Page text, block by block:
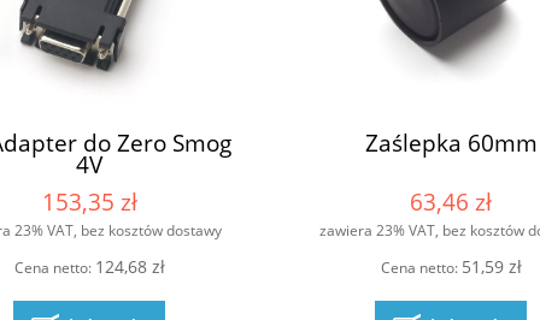
do Zero Smog
4V
153,35 zł
23% VAT, bez kosztów dostawy
Cena netto: 124,68 zł
Zaślepka 60mm
63,46 zł
zawiera 23% VAT, bez kosztów
Cena netto: 51,59 zł